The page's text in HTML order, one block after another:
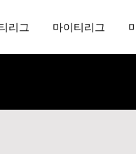
리그 마이티리그